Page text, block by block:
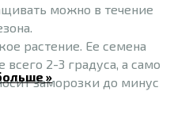
можно в течение
растение. Ее семена
2-3 градуса, а само
заморозки до минус
»